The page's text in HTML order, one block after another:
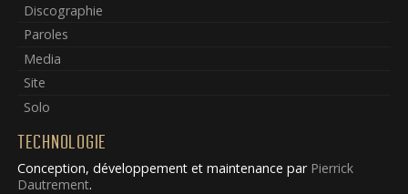
Discographie
Paroles
Media
Site
Solo
TECHNOLOGIE
Conception, développement et maintenance par Pierrick
Dautrement.